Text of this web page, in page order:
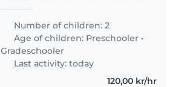
Number of children: 2
Age of children: Preschooler •
Gradeschooler
Last activity: today
120,00 kr/hr